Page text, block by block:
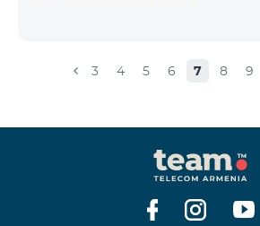
3 4 5 6 7 8 9